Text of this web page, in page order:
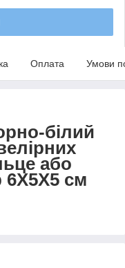
Оплата Умови
білий
або
6Х5Х5 см